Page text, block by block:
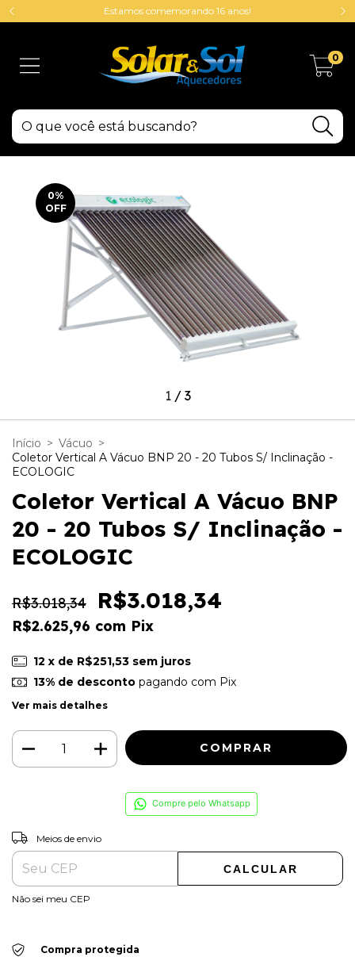
Estamos comemorando 16 anos!
0
0%
OFF
1/ 3
Início > Vácuo >
Coletor Vertical A Vácuo BNP 20 - 20 Tubos S/ Inclinação -
ECOLOGIC
Coletor Vertical A Vácuo BNP
20 - 20 Tubos S/ Inclinação -
ECOLOGIC
R$3.018,34 R$3.018,34
R$2.625,96 com Pix
12 x de R$251,53 sem juros
13% de descontopagando com Pix
Ver mais detalhes
Compre pelo Whatsapp
Entregas para o CEP:
Meios de envio
CALCULAR
Não sei meu CEP
Compra protegida